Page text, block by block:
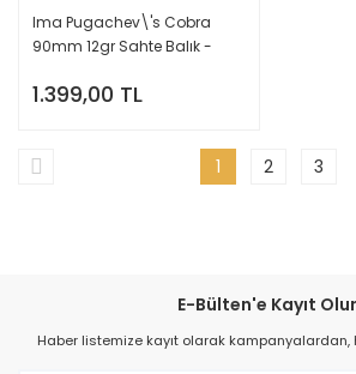
Ima Pugachev\'s Cobra
90mm 12gr Sahte Balık -
1.399,00 TL
1 2 3
E-Bülten'e Kayıt
Haber listemize kayıt olarak